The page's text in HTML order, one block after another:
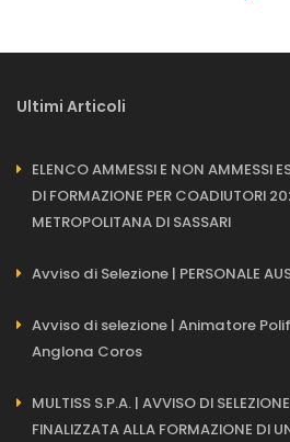
Ultimi Articoli
ELENCO AMMESSI E NON AMMESSI
DI FORMAZIONE PER COADIUTORI
METROPOLITANA DI SASSARI
Avviso di Selezione | PERSONALE
Avviso di selezione | Animatore
Anglona Coros
MULTISS S.P.A. | AVVISO DI
FINALIZZATA ALLA FORMAZIONE DI